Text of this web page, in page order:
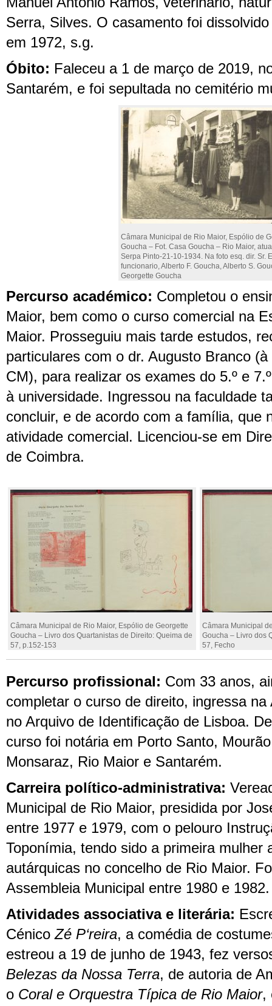
Serra, Silves. O casamento foi
em 1972, s.g.
Óbito: Faleceu a 1 de março de 2019,
Santarém, e foi sepultada no cemitério
Câmara Municipal de Rio Maior, Espólio de
Goucha – Fot. Casa Goucha – Rio Maior,
Serpa Pinto-21-10-1934. Na foto esq. dir. Sr.
funcionario, Alberto F. Goucha, Alberto S.
Georgette Goucha
Percurso académico: Completou o
Maior, bem como o curso comercial na
Maior. Prosseguiu mais tarde estudos,
particulares com o dr. Augusto Branco
CM), para realizar os exames do 5.º e 7.
à universidade. Ingressou na faculdade
concluir, e de acordo com a família, que
atividade comercial. Licenciou-se em
de Coimbra.
Câmara Municipal de Rio Maior, Espólio de Georgette
Goucha – Livro dos Quartanistas de Direito: Queima de
57, p.152-153
Câmara Municipal
Goucha – Livro dos
57, Fecho
Percurso profissional: Com 33 anos,
completar o curso de direito, ingressa na
no Arquivo de Identificação de Lisboa.
curso foi notária em Porto Santo,
Monsaraz, Rio Maior e Santarém.
Carreira político-administrativa:
Municipal de Rio Maior, presididapor
entre 1977 e 1979, com o pelouro
Toponímia, tendo sido a primeira mulher
autárquicas no concelho de Rio Maior.
Assembleia Municipal entre 1980 e 1982.
Atividades associativa e literária:
CénicoZé P‘reira, a comédia de
estreou a 19 de junho de 1943, fez
Belezas da Nossa Terra, de autoria de
o Coral e Orquestra Típica de Rio Maior,